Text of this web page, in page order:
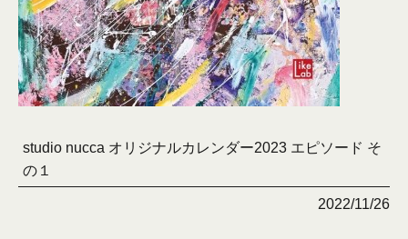
studio nucca オリジナルカレンダー2023 エピソード そ
の１
2022/11/26